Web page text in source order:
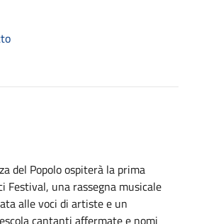
del Popolo ospiterà la prima
Festival, una rassegna musicale
alle voci di artiste e un
cantanti affermate e nomi